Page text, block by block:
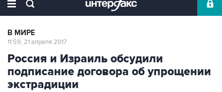
В МИРЕ
11:59, 21 апреля 2017
Россия и Израиль обсудили
подписание договора об упрощении
экстрадиции